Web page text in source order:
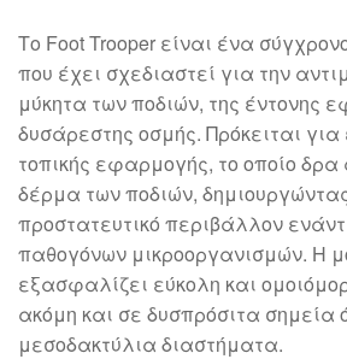
Το Foot Trooper είναι ένα
που έχει σχεδιαστεί για την
μύκητα των ποδιών, της έντονης
δυσάρεστης οσμής. Πρόκειται
τοπικής εφαρμογής, το οποίο
δέρμα των ποδιών,
προστατευτικό περιβάλλον
παθογόνων μικροοργανισμών. Η
εξασφαλίζει εύκολη και
ακόμη και σε δυσπρόσιτα σημεία
μεσοδακτύλια διαστήματα.